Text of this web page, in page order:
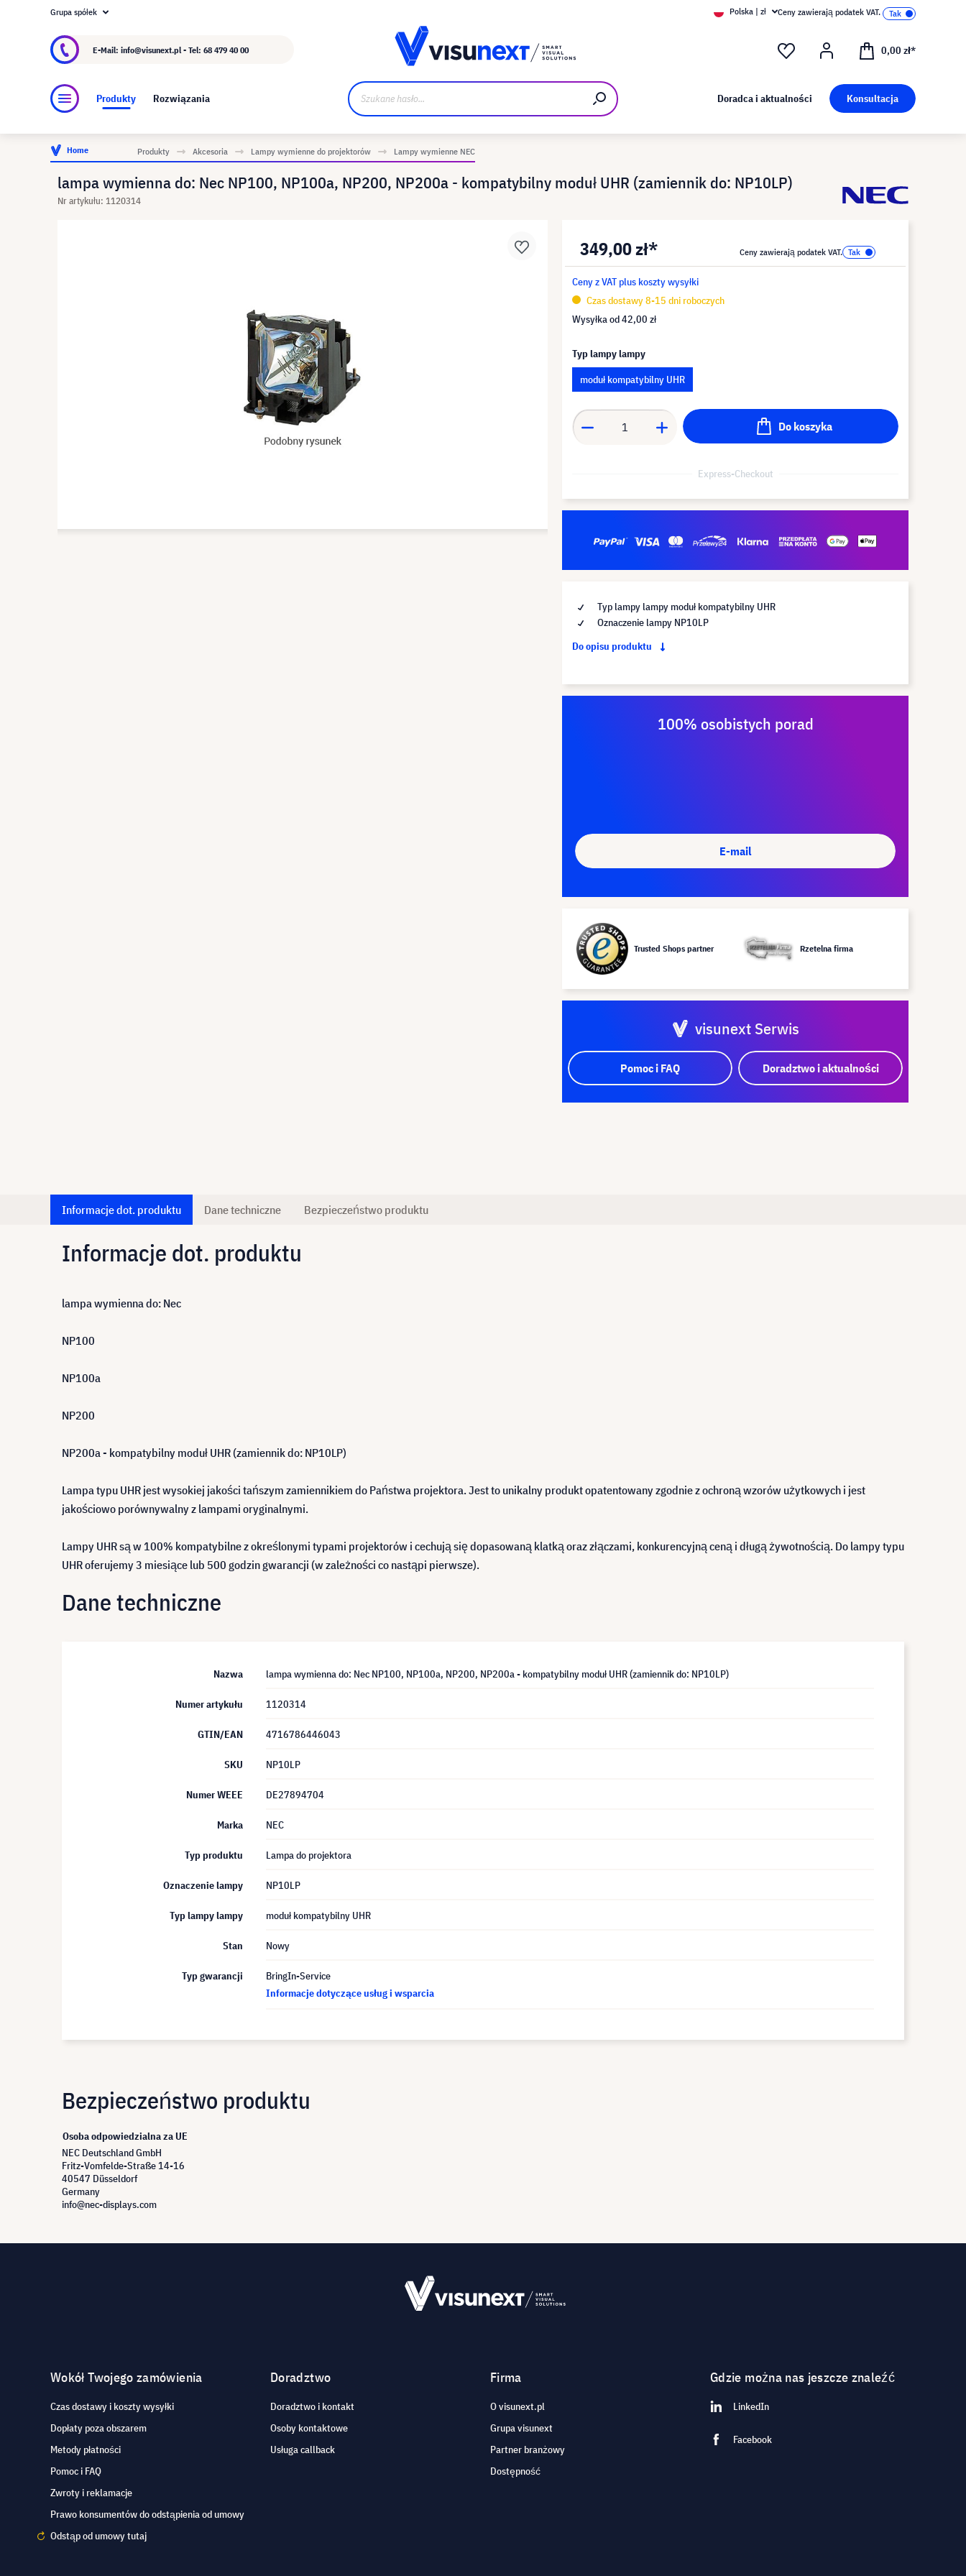
O visunext.pl
Grupa spółek Polska | zł Ceny zawierają podatek VAT.
E-Mail: info@visunext.pl - Tel: 68 479 40 00 0,00 zł*
Produkty Rozwiązania Doradca i aktualności Konsultacja
Home Produkty Akcesoria Lampy wymienne do projektorów Lampy wymienne NEC
lampa wymienna do: Nec NP100, NP100a, NP200, NP200a - kompatybilny moduł UHR (zamiennik do: NP10LP)
Nr artykułu: 1120314
349,00 zł* Ceny zawierają podatek VAT.
Ceny z VAT plus koszty wysyłki
Czas dostawy 8-15 dni roboczych
Wysyłka od42,00 zł
Typ lampy lampy
moduł kompatybilny UHR
Do koszyka
Express-Checkout
Typ lampy lampy moduł kompatybilny UHR
Oznaczenie lampy NP10LP
Do opisu produktu
100% osobistych porad
E-mail
Trusted Shops partner Rzetelna firma
visunext Serwis
Pomoc i FAQ Doradztwo i aktualności
Informacje dot. produktu Dane techniczne Bezpieczeństwo produktu
Informacje dot. produktu
lampa wymienna do: Nec
NP100
NP100a
NP200
NP200a - kompatybilny moduł UHR (zamiennik do: NP10LP)
Lampa typu UHR jest wysokiej jakości tańszym zamiennikiem do Państwa projektora. Jest to unikalny produkt opatentowany zgodnie z ochroną wzorów użytkowych i jest
jakościowo porównywalny z lampami oryginalnymi.
Lampy UHR są w 100% kompatybilne z określonymi typami projektorów i cechują się dopasowaną klatką oraz złączami, konkurencyjną ceną i długą żywotnością. Do lampy typu
UHR oferujemy 3 miesiące lub 500 godzin gwarancji (w zależności co nastąpi pierwsze).
Dane techniczne
Nazwa lampa wymienna do: Nec NP100, NP100a, NP200, NP200a - kompatybilny moduł UHR (zamiennik do: NP10LP)
Numer artykułu 1120314
GTIN/EAN 4716786446043
SKU NP10LP
Numer WEEE DE27894704
Marka NEC
Typ produktu Lampa do projektora
Oznaczenie lampy NP10LP
Typ lampy lampy moduł kompatybilny UHR
Stan Nowy
Typ gwarancji
BringIn-Service
Informacje dotyczące usług i wsparcia
Bezpieczeństwo produktu
Osoba odpowiedzialna za UE
NEC Deutschland GmbH
Fritz-Vomfelde-Straße 14-16
40547 Düsseldorf
Germany
info@nec-displays.com
Wokół Twojego zamówienia
Czas dostawy i koszty wysyłki
Dopłaty poza obszarem
Metody płatności
Pomoc i FAQ
Zwroty i reklamacje
Prawo konsumentów do odstąpienia od umowy
Odstąp od umowy tutaj
Doradztwo
Doradztwo i kontakt
Osoby kontaktowe
Usługa callback
Firma
O visunext.pl
Grupa visunext
Partner branżowy
Dostępność
Gdzie można nas jeszcze znaleźć
LinkedIn
Facebook